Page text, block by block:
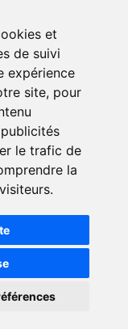
et
de suivi
expérience
site, pour
le trafic de
la
et 230.000
métiers de la
recherche
86.000 CV